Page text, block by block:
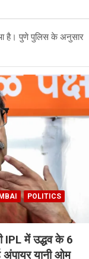
है। पुणे पुलिस के अनुसार
POLITICS
IPL में उद्धव के 6
यानी ओम